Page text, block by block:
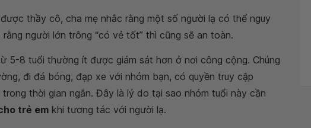
thầy cô, cha mẹ nhắc rằng một số người lạ có thể nguy
người lớn trông “có vẻ tốt” thì cũng sẽ an toàn.
5-8 tuổi thường ít được giám sát hơn ở nơi công cộng. Chúng
đi đá bóng, đạp xe với nhóm bạn, có quyền truy cập
thời gian ngắn. Đây là lý do tại sao nhóm tuổi này cần
trẻ em khi tương tác với người lạ.